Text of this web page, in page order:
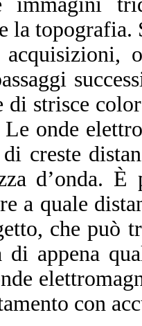
la
di strisce
onde
creste
d’onda.
a quale
che può
di appena
con